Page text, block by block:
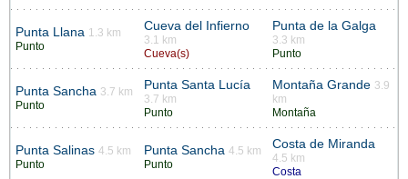
Punta Llana 1.3 km
Punto
Cueva del Infierno
3.1 km
Cueva(s)
Punta de la Galga
3.3 km
Punto
Punta Sancha 3.7 km
Punto
Punta Santa Lucía
3.7 km
Punto
Montaña Grande 3.9
km
Montaña
Punta Salinas 4.5 km
Punto
Punta Sancha 4.5 km
Punto
Costa de Miranda
4.5 km
Costa